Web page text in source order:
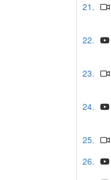
21.
22.
23.
24.
25.
26.